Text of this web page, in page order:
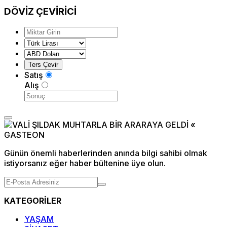
DÖVİZ ÇEVİRİCİ
Satış
Alış
Günün önemli haberlerinden anında bilgi sahibi olmak
istiyorsanız eğer haber bültenine üye olun.
KATEGORİLER
YAŞAM